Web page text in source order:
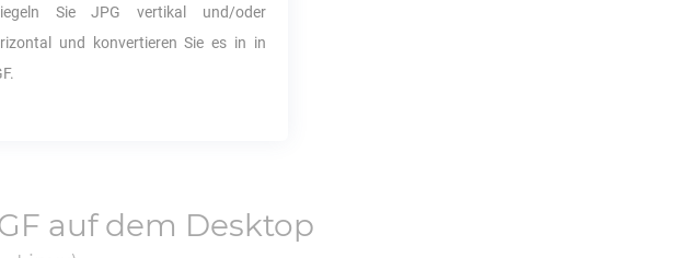
SieJPG vertikal und/oder
und konvertieren Sie es in in
.
auf dem Desktop